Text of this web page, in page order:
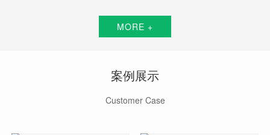
MORE +
案例展示
Customer Case